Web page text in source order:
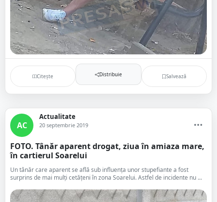
Citește Distribuie Salvează
AC
Actualitate
20 septembrie 2019
FOTO. Tânăr aparent drogat, ziua în amiaza mare,
în cartierul Soarelui
Un tânăr care aparent se află sub influența unor stupefiante a fost
surprins de mai mulți cetățeni în zona Soarelui. Astfel de incidente nu ...